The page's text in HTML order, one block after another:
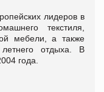
лидеров в
текстиля,
мебели, а также
отдыха. В
года.